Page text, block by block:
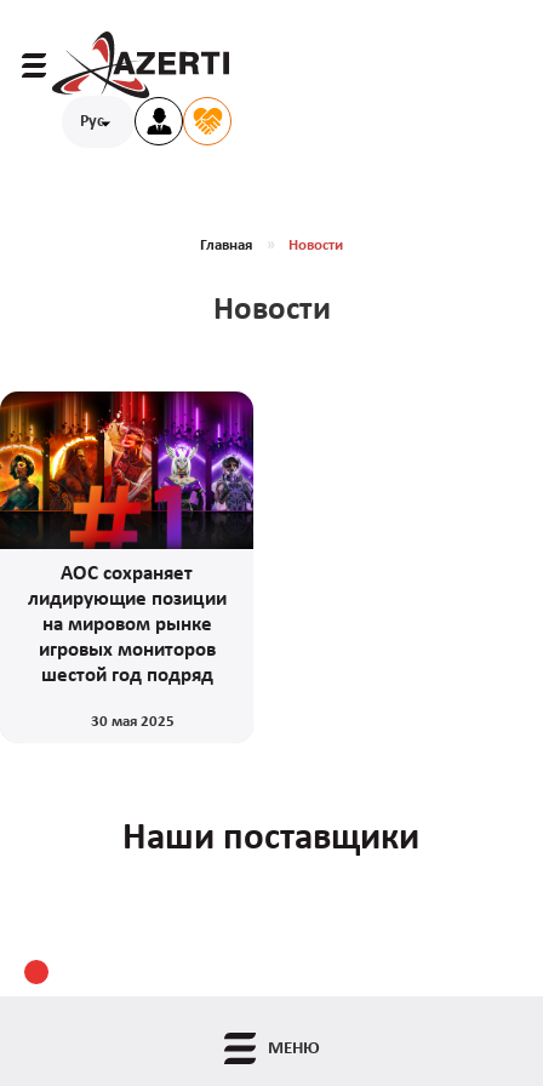
Рус
Главная Новости
Новости
AOC сохраняет
лидирующие позиции
на мировом рынке
игровых мониторов
шестой год подряд
30 мая 2025
Наши поставщики
МЕНЮ